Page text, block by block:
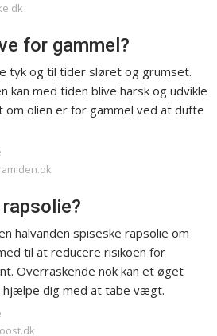
for gammel?
tyk og til tider sløret og grumset.
kan med tiden blive harsk og udvikle
om olien er for gammel ved at dufte
halvanden spiseske rapsolie om
til at reducere risikoen for
Overraskende nok kan et øget
hjælpe dig med at tabe vægt.